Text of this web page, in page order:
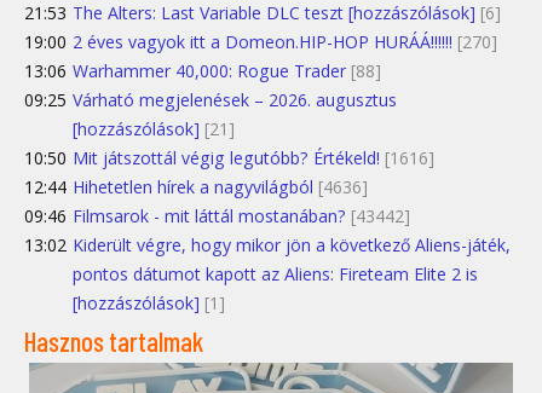
21:53 The Alters: Last Variable DLC teszt [hozzászólások] [6]
19:00 2 éves vagyok itt a Domeon.HIP-HOP HURÁÁ!!!!!! [270]
13:06 Warhammer 40,000: Rogue Trader [88]
09:25 Várható megjelenések – 2026. augusztus
[hozzászólások] [21]
10:50 Mit játszottál végig legutóbb? Értékeld! [1616]
12:44 Hihetetlen hírek a nagyvilágból [4636]
09:46 Filmsarok - mit láttál mostanában? [43442]
13:02 Kiderült végre, hogy mikor jön a következő Aliens-játék,
pontos dátumot kapott az Aliens: Fireteam Elite 2 is
[hozzászólások] [1]
Hasznos tartalmak